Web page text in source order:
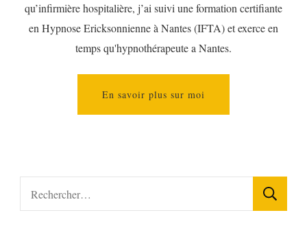
qu’infirmière hospitalière, j’ai suivi une formation certifiante
en Hypnose Ericksonnienne à Nantes (IFTA) et exerce en
temps qu'hypnothérapeute a Nantes.
En savoir plus sur moi